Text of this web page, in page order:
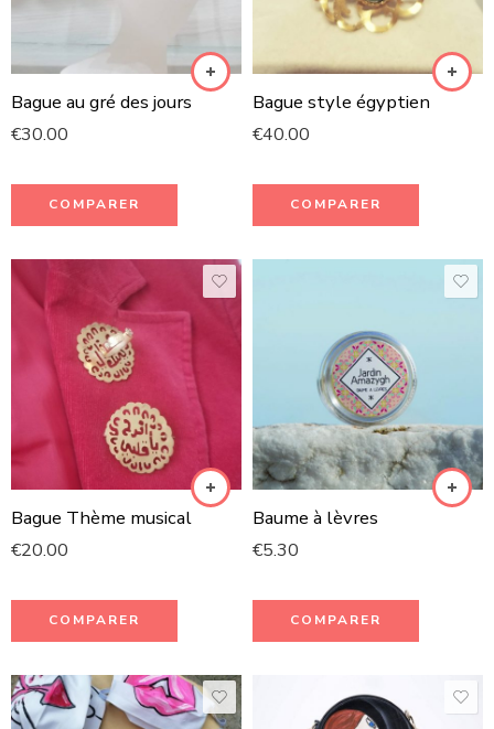
Bague au gré des jours
€30.00
COMPARER
Bague style égyptien
€40.00
COMPARER
Bague Thème musical
€20.00
COMPARER
Baume à lèvres
€5.30
COMPARER